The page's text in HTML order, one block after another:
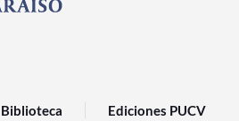
Biblioteca Ediciones PUCV